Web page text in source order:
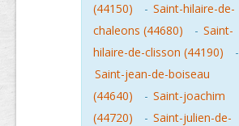
(44150)
- Saint-hilaire-de-
chaleons (44680)
- Saint-
hilaire-de-clisson (44190)
-
Saint-jean-de-boiseau
(44640)
- Saint-joachim
(44720)
- Saint-julien-de-